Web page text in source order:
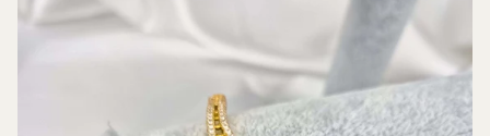
дари и люби их из года в год.